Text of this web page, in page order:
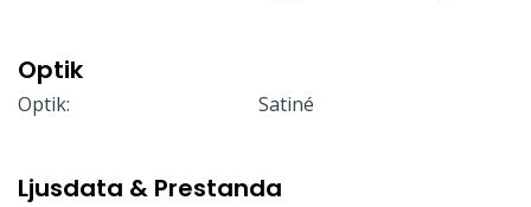
Optik
Optik: Satiné
Ljusdata & Prestanda